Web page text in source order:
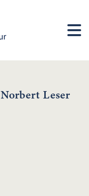
Norbert Leser